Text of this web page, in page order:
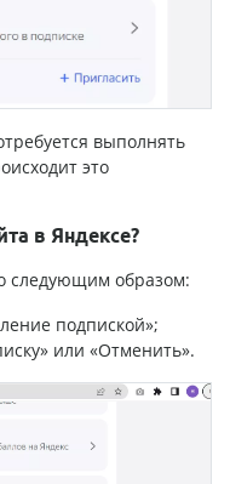
выполнять
это
в Яндексе?
следующим образом:
подпиской»;
или «Отменить».